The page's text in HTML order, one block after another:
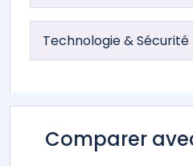
Technologie & Sécurité
Comparer